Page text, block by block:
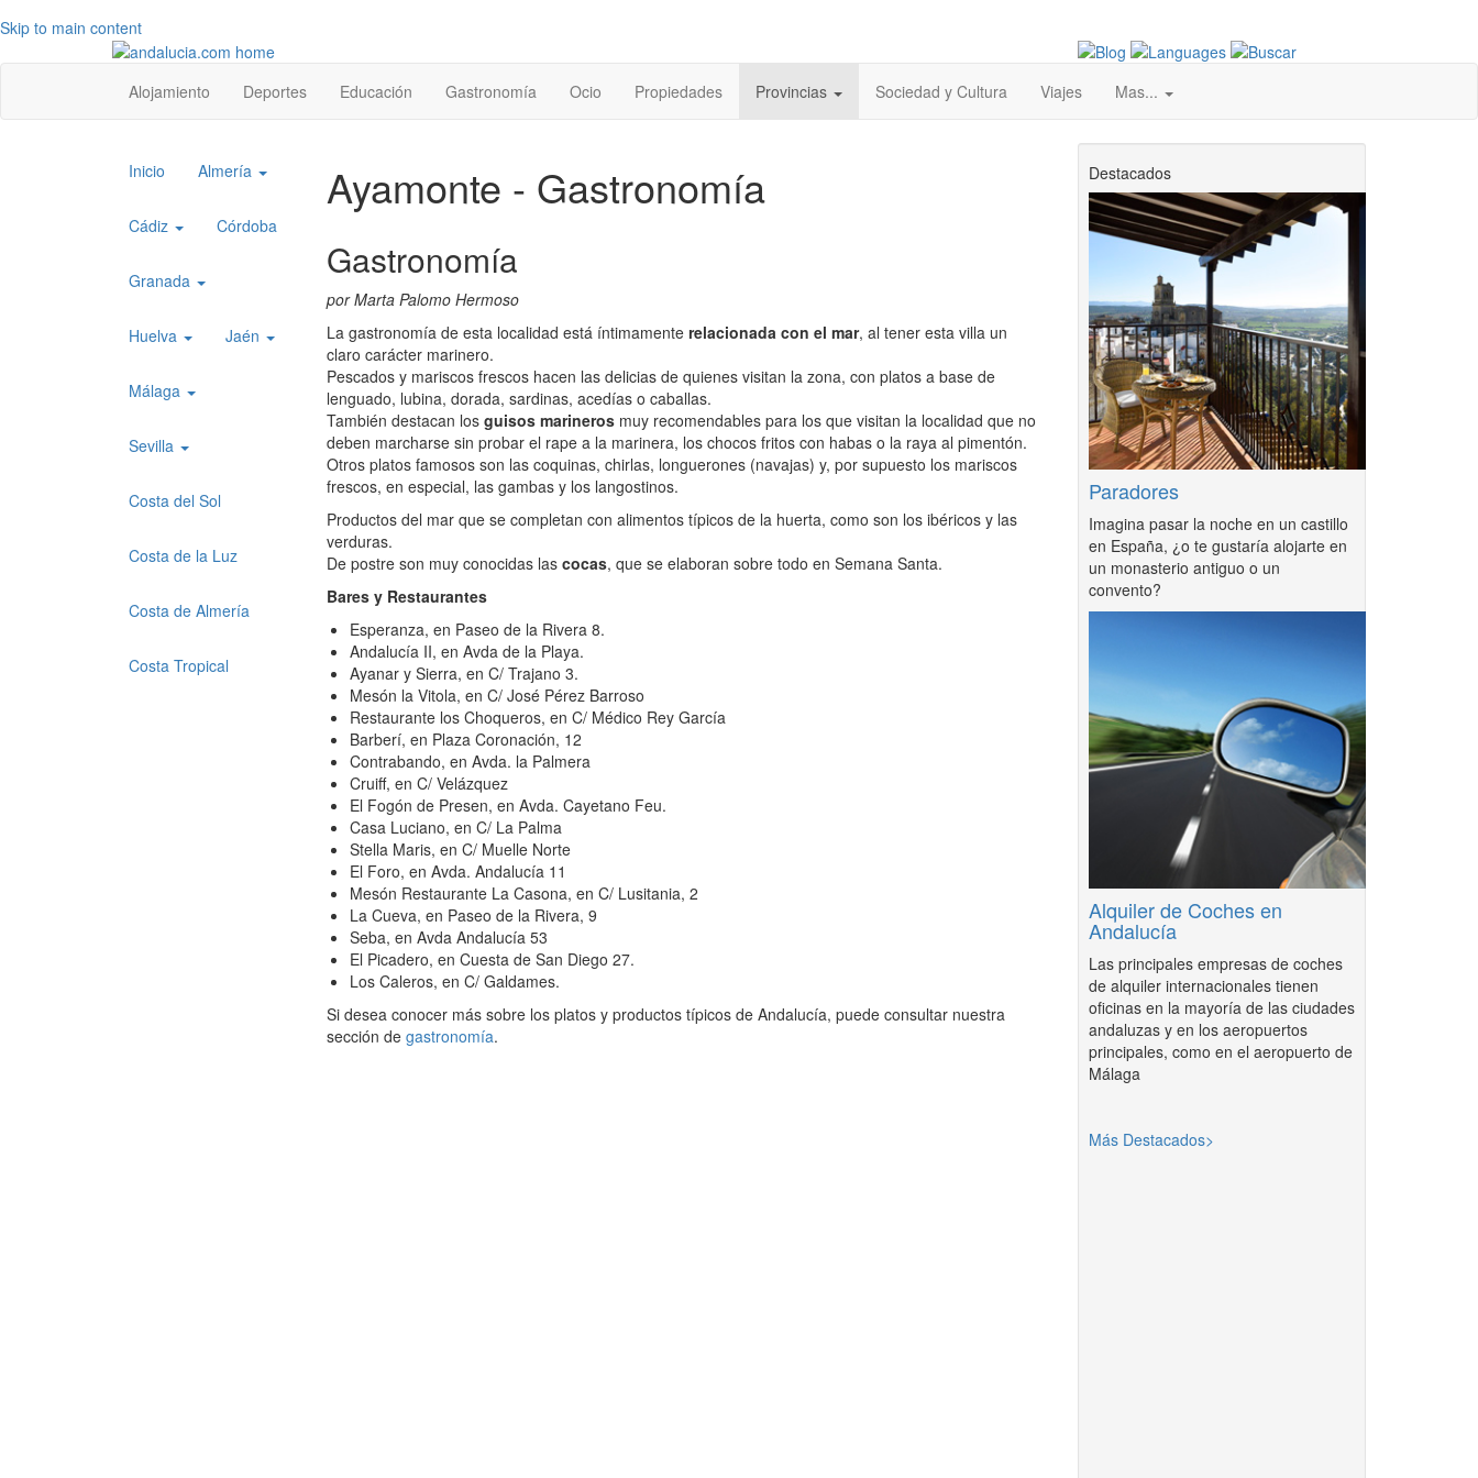
Skip to main content
Top
level
menu
Alojamiento Deportes Educación Gastronomía Ocio Propiedades Provincias Sociedad y Cultura Viajes Mas...
Ayamonte - Gastronomía
Gastronomía
por Marta Palomo Hermoso
La gastronomía de esta localidad está íntimamente relacionada con el mar, al tener esta villa un
claro carácter marinero.
Pescados y mariscos frescos hacen las delicias de quienes visitan la zona, con platos a base de
lenguado, lubina, dorada, sardinas, acedías o caballas.
También destacan los guisos marineros muy recomendables para los que visitan la localidad que no
deben marcharse sin probar el rape a la marinera, los chocos fritos con habas o la raya al pimentón.
Otros platos famosos son las coquinas, chirlas, longuerones (navajas) y, por supuesto los mariscos
frescos, en especial, las gambas y los langostinos.
Productos del mar que se completan con alimentos típicos de la huerta, como son los ibéricos y las
verduras.
De postre son muy conocidas las cocas, que se elaboran sobre todo en Semana Santa.
Bares y Restaurantes
Esperanza, en Paseo de la Rivera 8.
Andalucía II, en Avda de la Playa.
Ayanar y Sierra, en C/ Trajano 3.
Mesón la Vitola, en C/ José Pérez Barroso
Restaurante los Choqueros, en C/ Médico Rey García
Barberí, en Plaza Coronación, 12
Contrabando, en Avda. la Palmera
Cruiff, en C/ Velázquez
El Fogón de Presen, en Avda. Cayetano Feu.
Casa Luciano, en C/ La Palma
Stella Maris, en C/ Muelle Norte
El Foro, en Avda. Andalucía 11
Mesón Restaurante La Casona, en C/ Lusitania, 2
La Cueva, en Paseo de la Rivera, 9
Seba, en Avda Andalucía 53
El Picadero, en Cuesta de San Diego 27.
Los Caleros, en C/ Galdames.
Si desea conocer más sobre los platos y productos típicos de Andalucía, puede consultar nuestra
sección de gastronomía.
Top
menu
1
Inicio Almería
Cádiz Córdoba
Granada
Huelva Jaén
Málaga
Sevilla
Costa del Sol
Costa de la Luz
Costa de Almería
Costa Tropical
Destacados
Paradores
Imagina pasar la noche en un castillo
en España, ¿o te gustaría alojarte en
un monasterio antiguo o un
convento?
Alquiler de Coches en
Andalucía
Las principales empresas de coches
de alquiler internacionales tienen
oficinas en la mayoría de las ciudades
andaluzas y en los aeropuertos
principales, como en el aeropuerto de
Málaga
Más Destacados>